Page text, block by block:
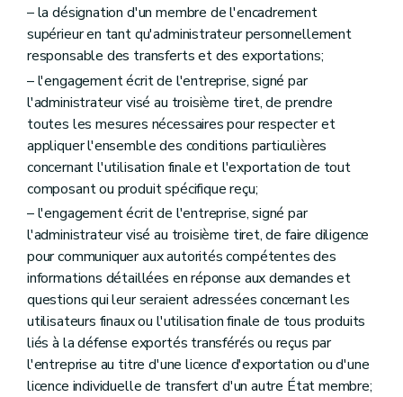
– la désignation d'un membre de l'encadrement
supérieur en tant qu'administrateur personnellement
responsable des transferts et des exportations;
– l'engagement écrit de l'entreprise, signé par
l'administrateur visé au troisième tiret, de prendre
toutes les mesures nécessaires pour respecter et
appliquer l'ensemble des conditions particulières
concernant l'utilisation finale et l'exportation de tout
composant ou produit spécifique reçu;
– l'engagement écrit de l'entreprise, signé par
l'administrateur visé au troisième tiret, de faire diligence
pour communiquer aux autorités compétentes des
informations détaillées en réponse aux demandes et
questions qui leur seraient adressées concernant les
utilisateurs finaux ou l'utilisation finale de tous produits
liés à la défense exportés transférés ou reçus par
l'entreprise au titre d'une licence d'exportation ou d'une
licence individuelle de transfert d'un autre État membre;